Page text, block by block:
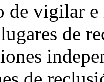
de vigilar
de